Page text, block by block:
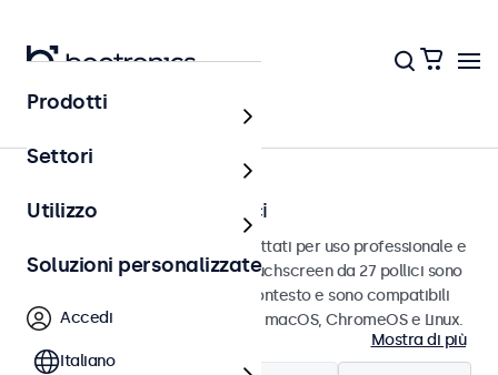
Touchscreen
Touchscreen da 27 pollici
Touchscreen da 27 pollici progettati per uso professionale e
uso continuo. Questi monitor touchscreen da 27 pollici sono
facili da integrare in qualsiasi contesto e sono compatibili
con i sistemi operativi Windows, macOS, ChromeOS e Linux.
Mostra di più
Prodotti
Settori
Utilizzo
Soluzioni personalizzate
Accedi
Italiano